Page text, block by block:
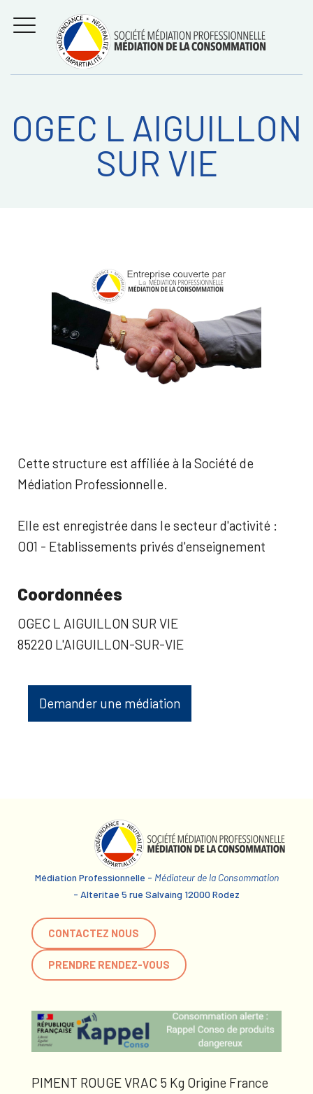
Régler les litiges
entre
consommateurs et
professionnels avec
la médiation de la
consommation
MENU
Recherche
OGEC L AIGUILLON
SUR VIE
Cette structure est affiliée à la Société de
Médiation Professionnelle.
Elle est enregistrée dans le secteur d'activité :
O01 - Etablissements privés d'enseignement
Coordonnées
OGEC L AIGUILLON SUR VIE
85220 L'AIGUILLON-SUR-VIE
Demander une médiation
Médiation Professionnelle - Médiateur de la Consommation
- Alteritae 5 rue Salvaing 12000 Rodez
CONTACTEZ NOUS
PRENDRE RENDEZ-VOUS
PIMENT ROUGE VRAC 5 Kg Origine France